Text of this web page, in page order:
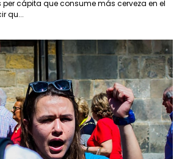
cápita que consume más cerveza en el
qu...